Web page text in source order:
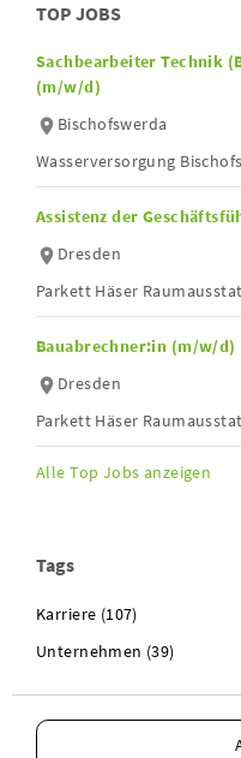
TOP JOBS
Sachbearbeiter Technik
(m/w/d)
Bischofswerda
Wasserversorgung
Assistenz der
Dresden
Parkett Häser
Bauabrechner:in (m/w/d)
Dresden
Parkett Häser
Alle Top Jobs anzeigen
Tags
Karriere (107)
Unternehmen (39)